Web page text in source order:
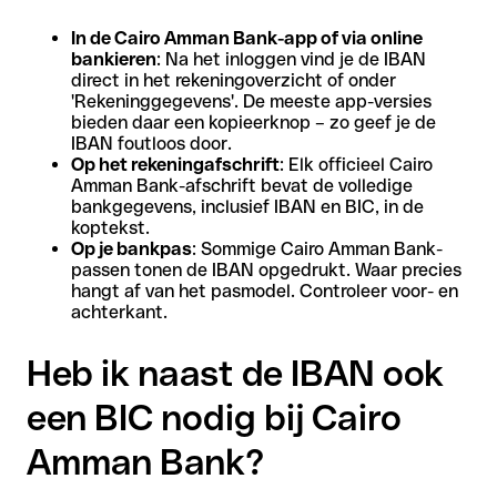
In de Cairo Amman Bank-app of via online
bankieren: Na het inloggen vind je de IBAN
direct in het rekeningoverzicht of onder
'Rekeninggegevens'. De meeste app-versies
bieden daar een kopieerknop – zo geef je de
IBAN foutloos door.
Op het rekeningafschrift: Elk officieel Cairo
Amman Bank-afschrift bevat de volledige
bankgegevens, inclusief IBAN en BIC, in de
koptekst.
Op je bankpas: Sommige Cairo Amman Bank-
passen tonen de IBAN opgedrukt. Waar precies
hangt af van het pasmodel. Controleer voor- en
achterkant.
Heb ik naast de IBAN ook
een BIC nodig bij Cairo
Amman Bank?